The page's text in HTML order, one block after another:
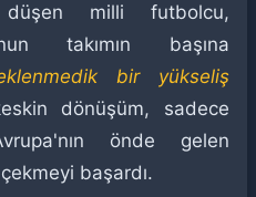
milli futbolcu,
takımın başına
bir yükseliş
dönüşüm, sadece
önde gelen
başardı.